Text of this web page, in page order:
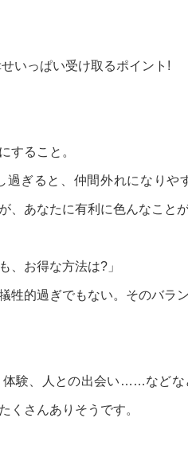
いっぱい受け取るポイント!
すること。
過ぎると、仲間外れになり
、あなたに有利に色んなこと
、お得な方法は?」
牲的過ぎでもない。そのバラ
験、人との出会い……などな
くさんありそうです。